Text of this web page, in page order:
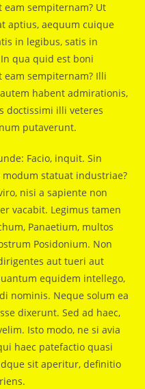
sempiternam? Ut
aptius, aequum cuique
in legibus, satis in
qua quid est boni
sempiternam? Illi
habent admirationis,
doctissimi illi veteres
putaverunt.
Facio, inquit. Sin
statuat industriae?
nisi a sapiente non
vacabit. Legimus tamen
Panaetium, multos
Posidonium. Non
aut tueri aut
equidem intellego,
nominis. Neque solum ea
dixerunt. Sed ad haec,
Isto modo, ne si avia
haec patefactio quasi
sit aperitur, definitio